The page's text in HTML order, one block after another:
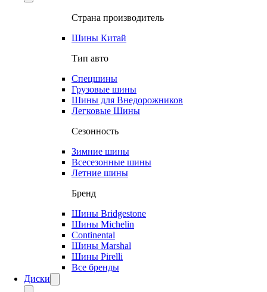
Страна производитель
Шины Китай
Тип авто
Спецшины
Грузовые шины
Шины для Внедорожников
Легковые Шины
Сезонность
Зимние шины
Всесезонные шины
Летние шины
Бренд
Шины Bridgestone
Шины Michelin
Continental
Шины Marshal
Шины Pirelli
Все бренды
Диски